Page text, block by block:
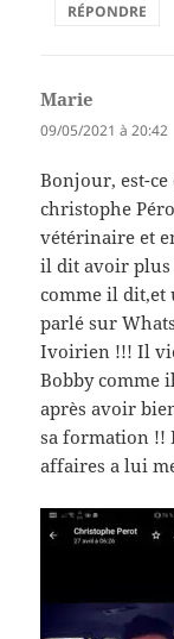
RÉPONDRE
Marie
09/05/2021 à 20:42
Bonjour, est-
christophe
vétérinaire et
il dit avoir plus
comme il dit,et
parlé sur
Ivoirien !!! Il
Bobby comme
après avoir
sa formation !!
affaires a lui